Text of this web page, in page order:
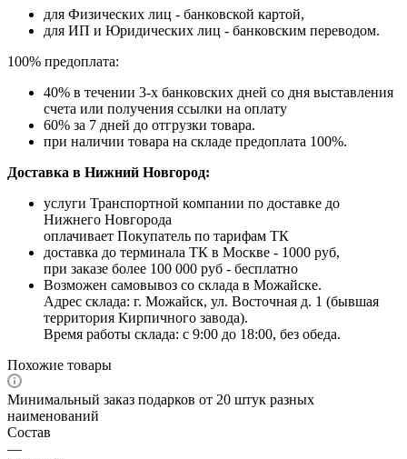
для Физических лиц - банковской картой,
для ИП и Юридических лиц - банковским переводом.
100% предоплата:
40% в течении 3-х банковских дней со дня выставления
счета или получения ссылки на оплату
60% за 7 дней до отгрузки товара.
при наличии товара на складе предоплата 100%.
Доставка в Нижний Новгород:
услуги Транспортной компании по доставке до
Нижнего Новгорода
оплачивает Покупатель по тарифам ТК
доставка до терминала ТК в Москве - 1000 руб,
при заказе более 100 000 руб - бесплатно
Возможен самовывоз со склада в Можайске.
Адрес склада: г. Можайск, ул. Восточная д. 1 (бывшая
территория Кирпичного завода).
Время работы склада: с 9:00 до 18:00, без обеда.
Похожие товары
Минимальный заказ подарков от 20 штук разных
наименований
Состав
—